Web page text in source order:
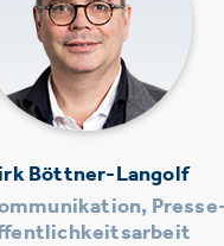
Böttner-Langolf